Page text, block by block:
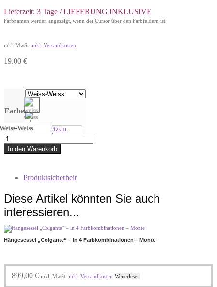
Lieferzeit: 3 Tage / LIEFERUNG INKLUSIVE
Farbnamen werden angezeigt, wenn der Cursor über den Farbfeldern ist.
inkl. MwSt. inkl. Versandkosten
19,00 €
Farbe
Weiss-WeissSchwarz
Zurücksetzen
Smartrope
für
den
VIVA
CHAIR®
Menge
In den Warenkorb
Produktsicherheit
Diese Artikel könnten Sie auch
interessieren...
Hängesessel „Colgante“ – in 4 Farbkombinationen – Monte
899,00 € inkl. MwSt. inkl. Versandkosten Weiterlesen